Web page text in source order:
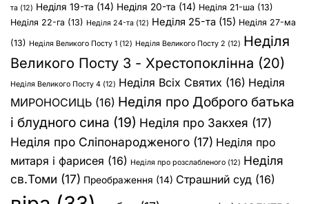
та (12) Неділя 19-та (14) Неділя 20-та (14) Неділя 21-ша (13)
Неділя 22-га (13) Неділя 24-та (12) Неділя 25-та (15) Неділя 27-ма
(13) Неділя Великого Посту 1 (12) Неділя Великого Посту 2 (12) Неділя
Великого Посту 3 - Хрестопоклінна (20)
Неділя Великого Посту 4 (12) Неділя Всіх Святих (16) Неділя
МИРОНОСИЦЬ (16) Неділя про Доброго батька
і блудного сина (19) Неділя про Закхея (17)
Неділя про Сліпонародженого (17) Неділя про
митаря і фарисея (16) Неділя про розслабленого (12) Неділя
св.Томи (17) Преображення (14) Страшний суд (16)